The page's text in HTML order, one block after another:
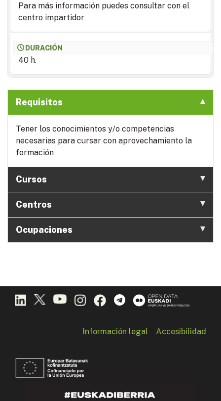
Para más información puedes consultar con el
centro impartidor
DURACIÓN
40 h.
Requisitos
Tener los conocimientos y/o competencias
necesarias para cursar con aprovechamiento la
formación
Cursos
Centros
Ocupaciones
Información legal Accesibilidad